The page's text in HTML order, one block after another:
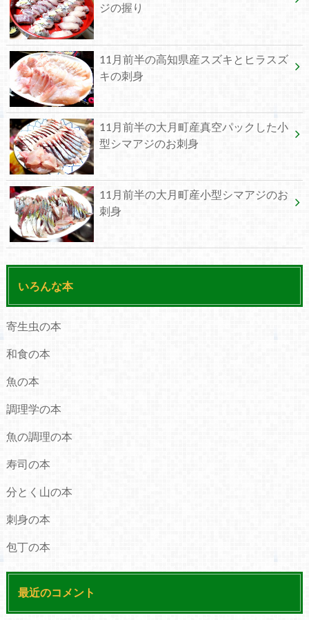
ジの握り
11月前半の高知県産スズキとヒラスズ
キの刺身
11月前半の大月町産真空パックした小
型シマアジのお刺身
11月前半の大月町産小型シマアジのお
刺身
いろんな本
寄生虫の本
和食の本
魚の本
調理学の本
魚の調理の本
寿司の本
分とく山の本
刺身の本
包丁の本
最近のコメント